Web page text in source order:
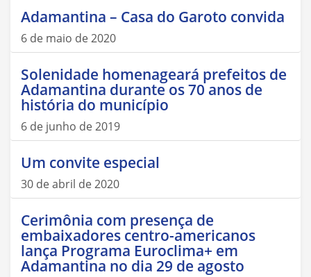
Adamantina – Casa do Garoto convida
6 de maio de 2020
Solenidade homenageará prefeitos de
Adamantina durante os 70 anos de
história do município
6 de junho de 2019
Um convite especial
30 de abril de 2020
Cerimônia com presença de
embaixadores centro-americanos
lança Programa Euroclima+ em
Adamantina no dia 29 de agosto